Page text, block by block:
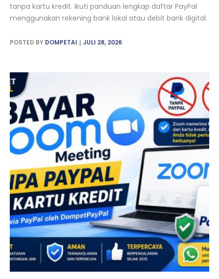
tanpa kartu kredit. Ikuti panduan lengkap daftar PayPal
menggunakan rekening bank lokal atau debit bank digital.
POSTED BY DOMPETAI JULI 28, 2026